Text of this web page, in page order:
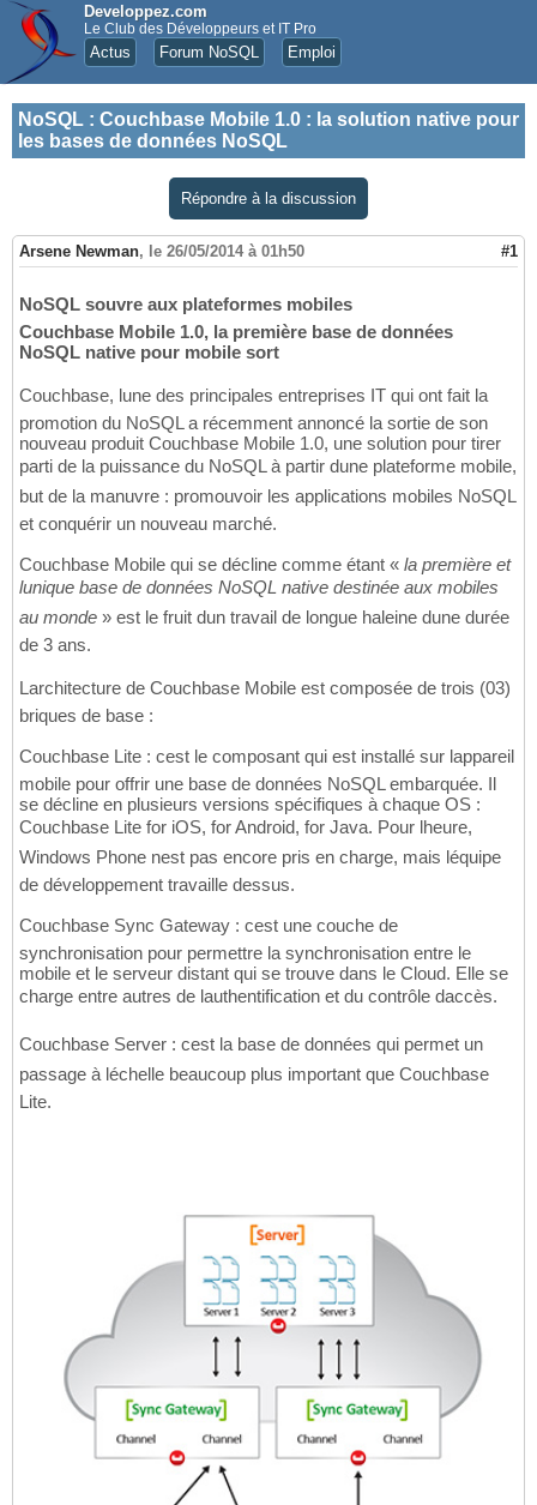
Developpez.com
Le Club des Développeurs et IT Pro
Actus Forum NoSQL Emploi
NoSQL : Couchbase Mobile 1.0 : la solution native pour
les bases de données NoSQL
Répondre à la discussion
Arsene Newman, le 26/05/2014 à 01h50 #1
NoSQL souvre aux plateformes mobiles
Couchbase Mobile 1.0, la première base de données
NoSQL native pour mobile sort
Couchbase, lune des principales entreprises IT qui ont fait la
promotion du NoSQL a récemment annoncé la sortie de son
nouveau produit Couchbase Mobile 1.0, une solution pour tirer
parti de la puissance du NoSQL à partir dune plateforme mobile,
but de la manuvre : promouvoir les applications mobiles NoSQL
et conquérir un nouveau marché.
Couchbase Mobile qui se décline comme étant « la première et
lunique base de données NoSQL native destinée aux mobiles
au monde » est le fruit dun travail de longue haleine dune durée
de 3 ans.
Larchitecture de Couchbase Mobile est composée de trois (03)
briques de base :
Couchbase Lite : cest le composant qui est installé sur lappareil
mobile pour offrir une base de données NoSQL embarquée. Il
se décline en plusieurs versions spécifiques à chaque OS :
Couchbase Lite for iOS, for Android, for Java. Pour lheure,
Windows Phone nest pas encore pris en charge, mais léquipe
de développement travaille dessus.
Couchbase Sync Gateway : cest une couche de
synchronisation pour permettre la synchronisation entre le
mobile et le serveur distant qui se trouve dans le Cloud. Elle se
charge entre autres de lauthentification et du contrôle daccès.
Couchbase Server : cest la base de données qui permet un
passage à léchelle beaucoup plus important que Couchbase
Lite.